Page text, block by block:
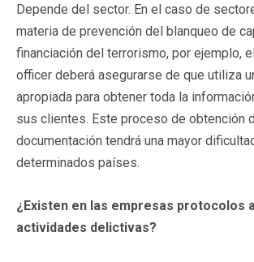
Depende del sector. En el caso de
materia de prevención del blanqueo de
financiación del terrorismo, por ejemplo,
officer deberá asegurarse de que utiliza
apropiada para obtener toda la
sus clientes. Este proceso de obtención
documentación tendrá una mayor
determinados países.
¿Existen en las empresas protocolos
actividades delictivas?